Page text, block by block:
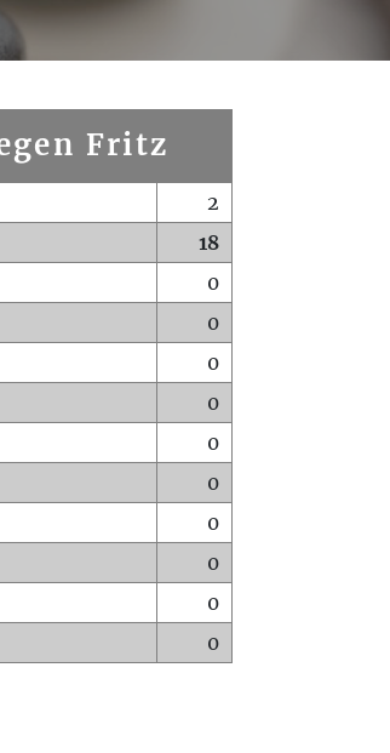
Fritz
2
18
0
0
0
0
0
0
0
0
0
0